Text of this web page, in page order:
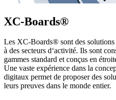
XC-Boards®
Les XC-Boards® sont des solutions
à des secteurs d‘activité. Ils sont
gammes standard et conçus en
Une vaste expérience dans la
digitaux permet de proposer des
leurs preuves dans le monde entier.